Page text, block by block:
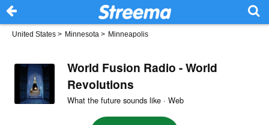
United States > Minnesota > Minneapolis
World Fusion Radio - World
Revolutions
What the future sounds like · Web